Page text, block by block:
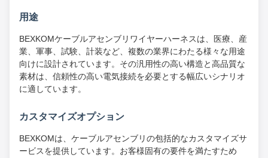
用途
BEXKOMケーブルアセンブリワイヤーハーネスは、医療、産
業、軍事、試験、計装など、複数の業界にわたる様々な用途
向けに設計されています。その汎用性の高い構造と高品質な
素材は、信頼性の高い電気接続を必要とする幅広いシナリオ
に適しています。
カスタマイズオプション
BEXKOMは、ケーブルアセンブリの包括的なカスタマイズサ
ービスを提供しています。お客様固有の要件を満たすため